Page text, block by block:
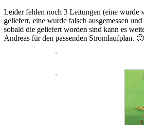
Leider fehlen noch 3 Leitungen (eine wurde
geliefert, eine wurde falsch ausgemessen
sobald die geliefert worden sind kann es
Andreas für den passenden Stromlaufplan. 🙂